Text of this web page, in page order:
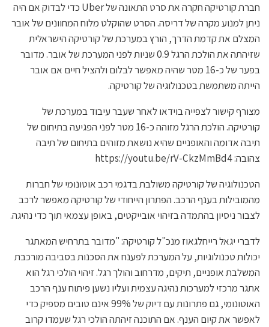
חברת קורטיקה חקרה את סרט התאונה של Uber כדי לבדוק אם היה
ניתן למנוע מקרה של דריסה. הסרט שהוקלט מלוח המחוונים של אובר
המצלם את קדמת הדרך, הורץ במערכת של קורטיקה הישראלית
שזיהתה את הולכת הרגל 0.9 שניות לפני המערכת של אובר. מדובר
בפער של כ-16 מטר שהיה מאפשר לבלום ולהציל חיים אם אובר
הייתה משתמשת בטכנולוגיה של קורטיקה.
מצורף קישור לצפייה בוידאו לאחר שעבר עיבוד במערכת של
קורטיקה. הולכת הרגל מזוהה כ-16 מטר לפני הפגיעה בתיחום של
תיבה אדומה והאופניים שהיא נושאת מזוהים בתיחום של תיבה
צהובה: https://youtu.be/rV-CkzMmBd4
הטכנולוגיה של קורטיקה משולבת בדגמי רכב אוטונומי של חברות
מהמובילות בענף הרכב. הפתרון הייחודי של קורטיקה מאפשר לרכב
לצבור ניסיון בהתמדה בזיהוי אובייקטים, באופן עצמאי תוך כדי נהיגה.
לדברי יגאל רייחלגאוז מנכ"ל קורטיקה: "מדובר בתרחיש המאתגר
יכולות טכנולוגיות, על המערכת לפענח את הסכנות בסביבה מורכבת
המשלבת אופניים, תיקים, מדרחוב והולך רגל. זיהוי הולכי רגל הוא
אתגר מרכזי למערכות נהיגה עצמית ועליו נשען פיתוח ענף הרכב
האוטונומי, גם פתרונות עם דיוק של 99% אינם טובים מספיק כדי
לאפשר את קיום הענף. אם התוכנה זיהתה הולכי רגל שעמדו קרוב